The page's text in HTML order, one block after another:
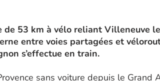
de 53 km à vélo reliant Villeneuve
entre voies partagées et
s’effectue en train.
sans voiture depuis le Grand